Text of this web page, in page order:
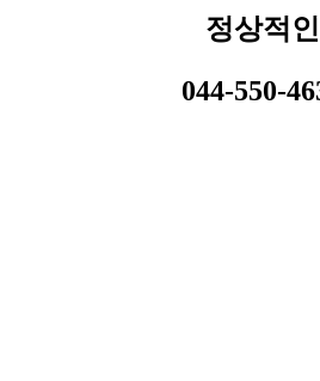
정상적
044-550-